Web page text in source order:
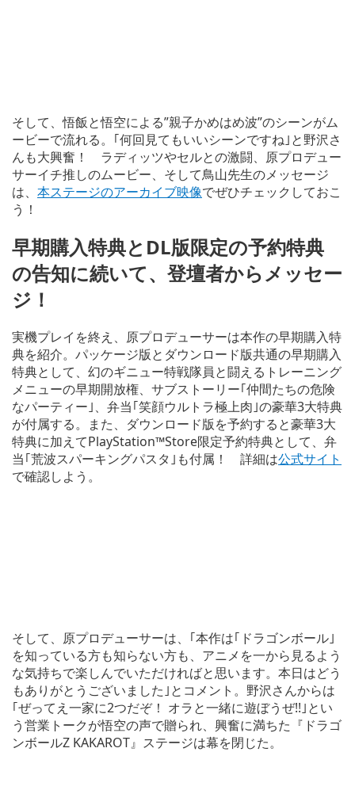
そして、悟飯と悟空による”親子かめはめ波”のシーンがム
ービーで流れる。｢何回見てもいいシーンですね｣と野沢さ
んも大興奮！ ラディッツやセルとの激闘、原プロデュー
サーイチ推しのムービー、そして鳥山先生のメッセージ
は、 本ステージのアーカイブ映像でぜひチェックしておこ
う！
早期購入特典とDL版限定の予約特典
の告知に続いて、登壇者からメッセー
ジ！
実機プレイを終え、原プロデューサーは本作の早期購入特
典を紹介。パッケージ版とダウンロード版共通の早期購入
特典として、幻のギニュー特戦隊員と闘えるトレーニング
メニューの早期開放権、サブストーリー｢仲間たちの危険
なパーティー｣、弁当｢笑顔ウルトラ極上肉｣の豪華3大特典
が付属する。また、ダウンロード版を予約すると豪華3大
特典に加えてPlayStation™Store限定予約特典として、弁
当｢荒波スパーキングパスタ｣も付属！ 詳細は公式サイト
で確認しよう。
そして、原プロデューサーは、｢本作は｢ドラゴンボール｣
を知っている方も知らない方も、アニメを一から見るよう
な気持ちで楽しんでいただければと思います。本日はどう
もありがとうございました｣とコメント。野沢さんからは
｢ぜってえ一家に2つだぞ！ オラと一緒に遊ぼうぜ!!｣とい
う営業トークが悟空の声で贈られ、興奮に満ちた『ドラゴ
ンボールZ KAKAROT』ステージは幕を閉じた。